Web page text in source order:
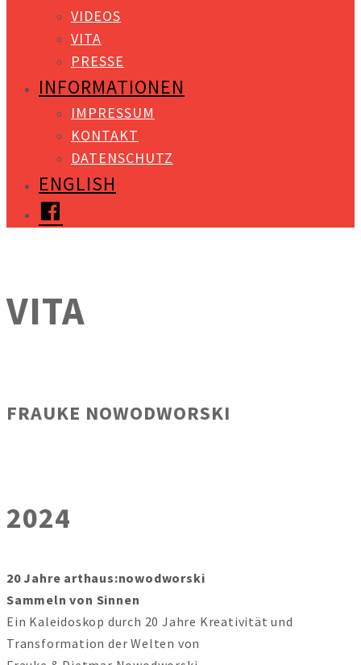
VIDEOS
VITA
PRESSE
INFORMATIONEN
IMPRESSUM
KONTAKT
DATENSCHUTZ
ENGLISH
VITA
FRAUKE NOWODWORSKI
2024
20 Jahre arthaus:nowodworski
Sammeln von Sinnen
Ein Kaleidoskop durch 20 Jahre Kreativität und
Transformation der Welten von